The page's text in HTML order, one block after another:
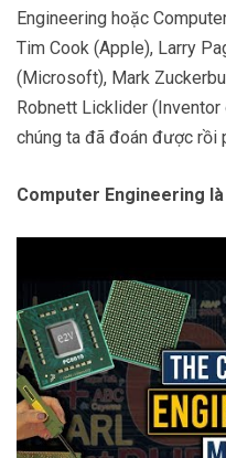
Engineering hoặc
Tim Cook (Apple), Larry
(Microsoft), Mark
Robnett Licklider (Inventor
chúng ta đã đoán được rồi
Computer Engineering